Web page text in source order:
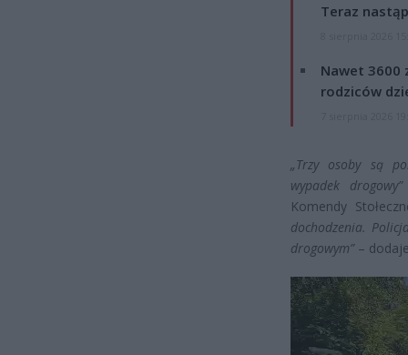
Teraz
Nawet 3600
rodziców
„Trzy osoby są
wypadek drogowy”
Komendy
dochodzenia.
drogowym”–
Odtwarzacz
video